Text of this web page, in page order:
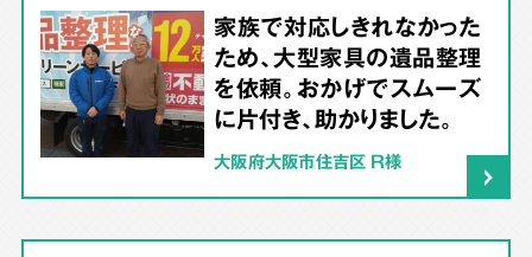
家族で対応しきれなかった
ため、大型家具の遺品整理
を依頼。おかげでスムーズ
に片付き、助かりました。
大阪府大阪市住吉区 R様